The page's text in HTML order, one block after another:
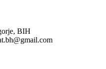
BIH